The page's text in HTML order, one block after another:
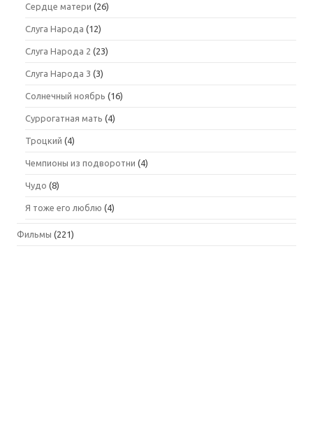
Сердце матери (26)
Слуга Народа (12)
Слуга Народа 2 (23)
Слуга Народа 3 (3)
Солнечный ноябрь (16)
Суррогатная мать (4)
Троцкий (4)
Чемпионы из подворотни (4)
Чудо (8)
Я тоже его люблю (4)
Фильмы (221)